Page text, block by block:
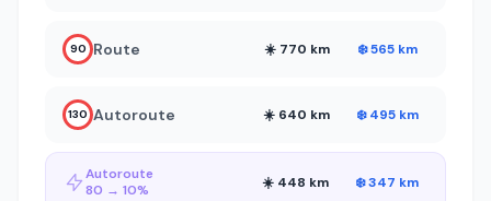
90 Route ☀️ 770 km ❄️ 565 km
130 Autoroute ☀️ 640 km ❄️ 495 km
Autoroute
80 → 10%
☀️ 448 km ❄️ 347 km